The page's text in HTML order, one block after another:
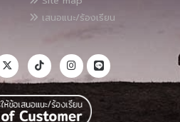
เสนอแนะ/ร้องเรียน